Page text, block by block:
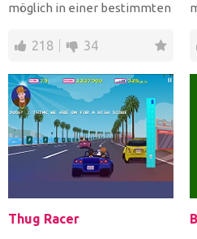
möglich in einer bestimmten
218 34
Thug Racer